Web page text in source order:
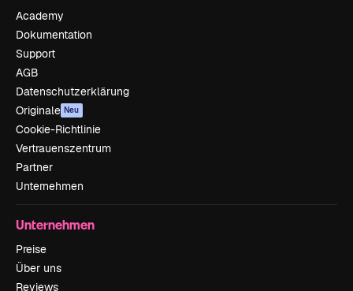
Academy
Dokumentation
Support
AGB
Datenschutzerklärung
Originale Neu
Cookie-Richtlinie
Vertrauenszentrum
Partner
Unternehmen
Unternehmen
Preise
Über uns
Reviews